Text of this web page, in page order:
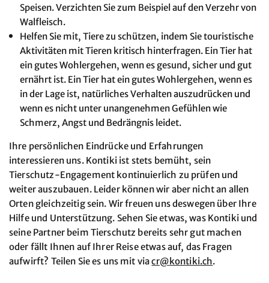
Speisen. Verzichten Sie zum Beispiel auf den Verzehr von
Walfleisch.
Helfen Sie mit, Tiere zu schützen, indem Sie touristische
Aktivitäten mit Tieren kritisch hinterfragen. Ein Tier hat
ein gutes Wohlergehen, wenn es gesund, sicher und gut
ernährt ist. Ein Tier hat ein gutes Wohlergehen, wenn es
in der Lage ist, natürliches Verhalten auszudrücken und
wenn es nicht unter unangenehmen Gefühlen wie
Schmerz, Angst und Bedrängnis leidet.
Ihre persönlichen Eindrücke und Erfahrungen
interessieren uns. Kontiki ist stets bemüht, sein
Tierschutz-Engagement kontinuierlich zu prüfen und
weiter auszubauen. Leider können wir aber nicht an allen
Orten gleichzeitig sein. Wir freuen uns deswegen über Ihre
Hilfe und Unterstützung. Sehen Sie etwas, was Kontiki und
seine Partner beim Tierschutz bereits sehr gut machen
oder fällt Ihnen auf Ihrer Reise etwas auf, das Fragen
aufwirft? Teilen Sie es uns mit viacr@ kontiki.ch.